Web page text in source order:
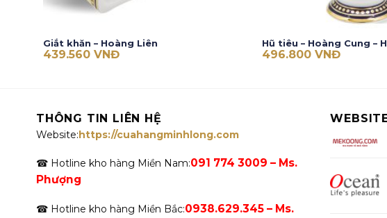
Giắt khăn – Hoàng Liên
439.560 VNĐ
Hũ tiêu – Hoàng Cung –
496.800 VNĐ
THÔNG TIN LIÊN HỆ
Website:https://cuahangminhlong.com
☎ Hotline kho hàng Miền Nam:091 774 3009 – Ms.
Phượng
☎ Hotline kho hàng Miền Bắc:0938.629.345 – Ms.